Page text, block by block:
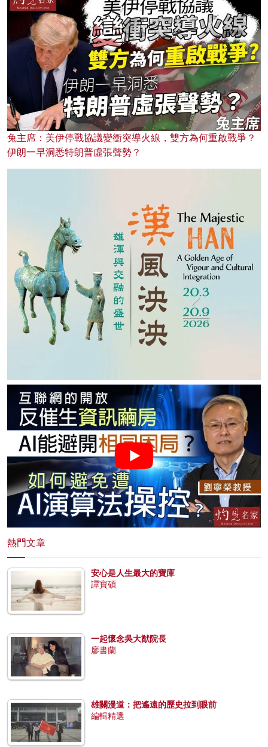
兔主席：美伊停戰協議變衝突導火線，雙方為何重啟戰爭？
伊朗一早洞悉特朗普虛張聲勢？
熱門文章
安心是人生最大的寶庫
譚寶碩
一起懷念吳大猷院長
廖書蘭
雄關漫道：把遙遠的歷史拉到眼前
編輯精選